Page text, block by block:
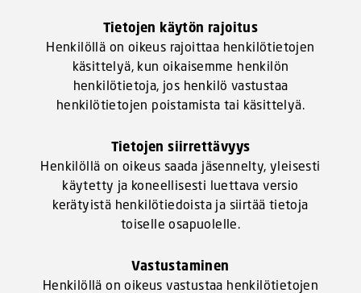
Tietojen käytön rajoitus
Henkilöllä on oikeus rajoittaa henkilötietojen
käsittelyä, kun oikaisemme henkilön
henkilötietoja, jos henkilö vastustaa
henkilötietojen poistamista tai käsittelyä.
Tietojen siirrettävyys
Henkilöllä on oikeus saada jäsennelty, yleisesti
käytetty ja koneellisesti luettava versio
kerätyistä henkilötiedoista ja siirtää tietoja
toiselle osapuolelle.
Vastustaminen
Henkilöllä on oikeus vastustaa henkilötietojen